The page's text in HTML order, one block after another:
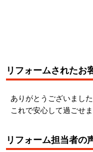
リフォームされたお
ありがとうございました
これで安心して過ごせま
リフォーム担当者の